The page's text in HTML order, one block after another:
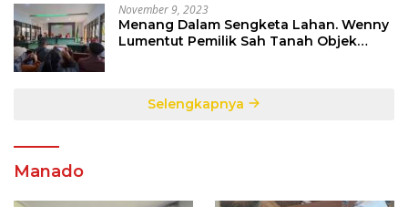
November 9, 2023
Menang Dalam Sengketa Lahan. Wenny
Lumentut Pemilik Sah Tanah Objek
Selengkapnya
Manado